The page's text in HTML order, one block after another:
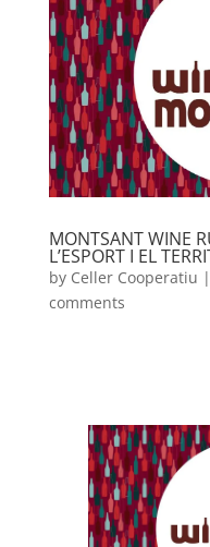
MONTSANT WINE
L’ESPORT I EL
by Celler Cooperatiu |
comments